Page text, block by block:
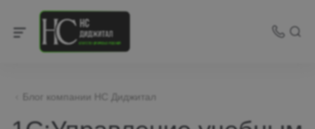
Блог компании НС Диджитал